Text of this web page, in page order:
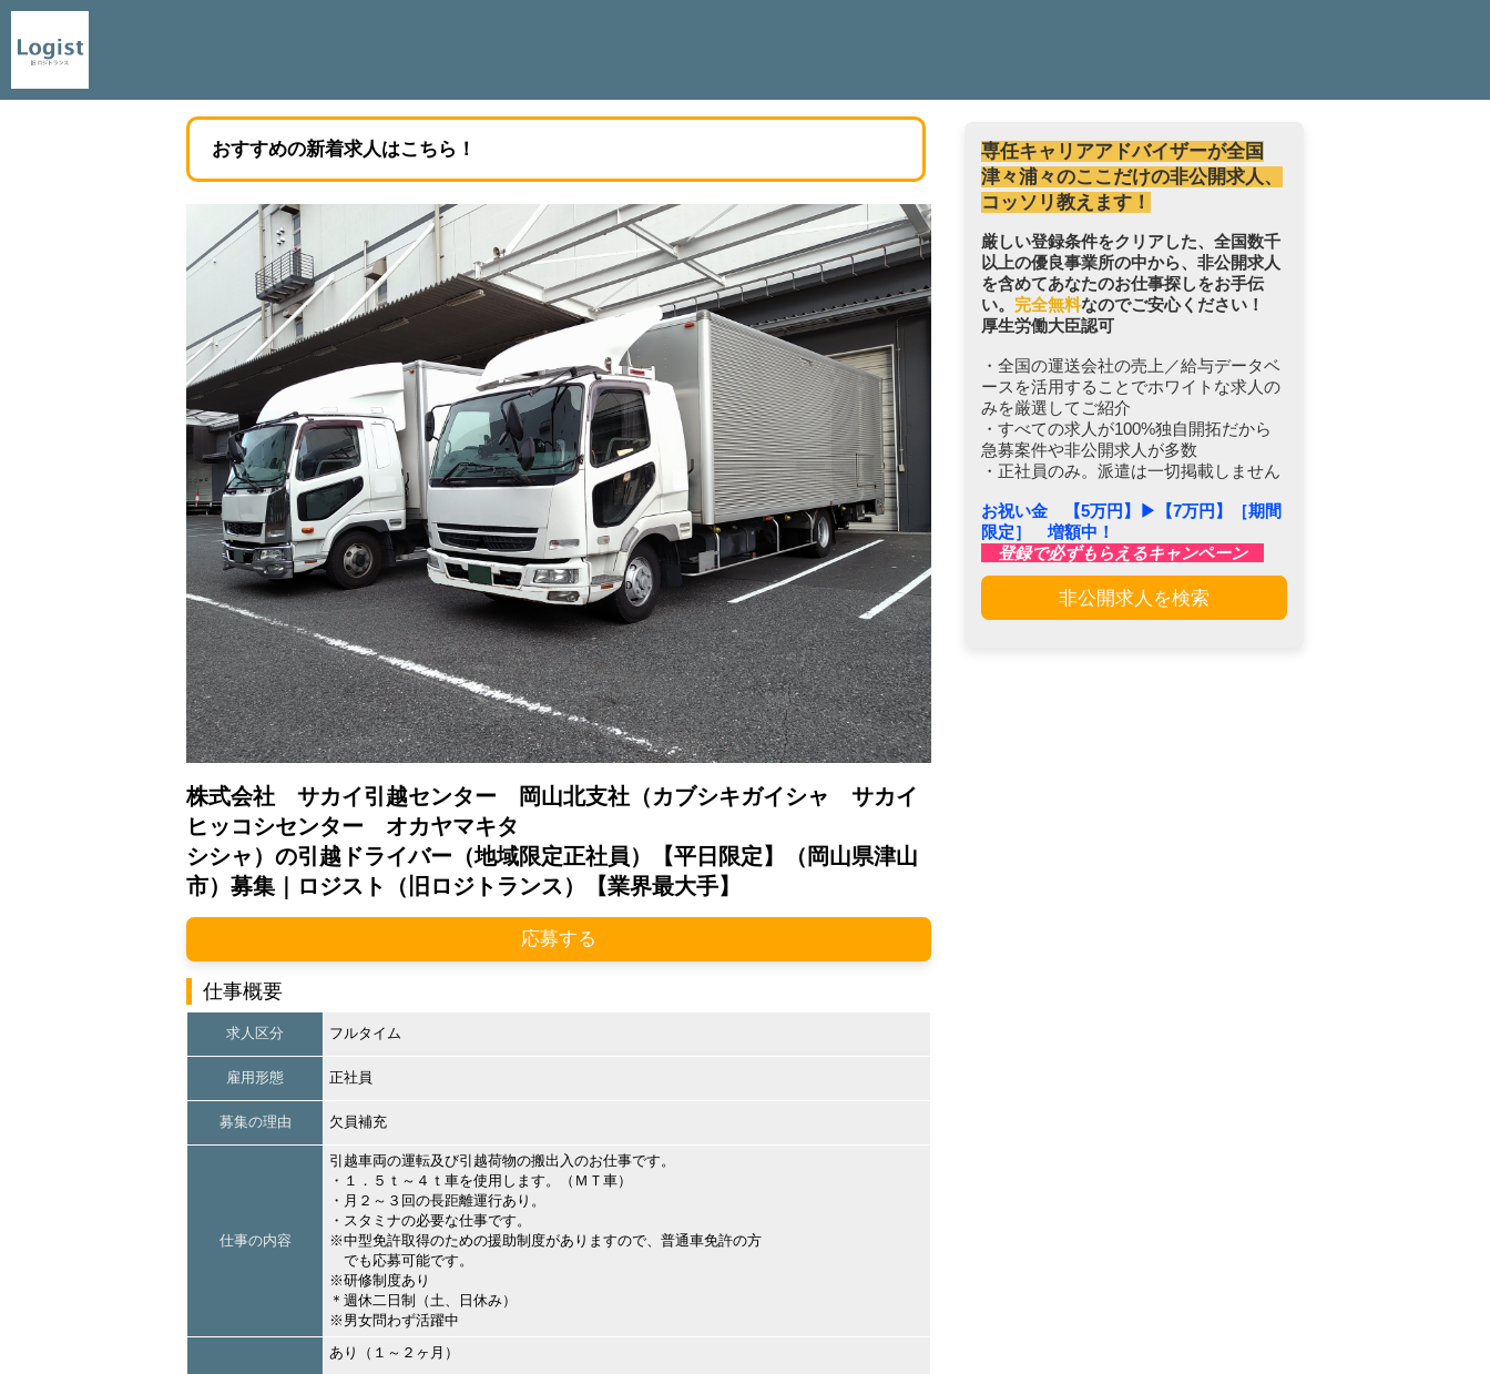
おすすめの新着求人はこちら！
株式会社 サカイ引越センター 岡山北支社（カブシキガイシャ サカイ
ヒッコシセンター オカヤマキタ
シシャ）の引越ドライバー（地域限定正社員）【平日限定】（岡山県津山
市）募集｜ロジスト（旧ロジトランス）【業界最大手】
応募する
仕事概要
求人区分 フルタイム
雇用形態 正社員
募集の理由 欠員補充
仕事の内容
引越車両の運転及び引越荷物の搬出入のお仕事です。
・１．５ｔ～４ｔ車を使用します。（ＭＴ車）
・月２～３回の長距離運行あり。
・スタミナの必要な仕事です。
※中型免許取得のための援助制度がありますので、普通車免許の方
でも応募可能です。
※研修制度あり
＊週休二日制（土、日休み）
※男女問わず活躍中
あり（１～２ヶ月）
専任キャリアアドバイザーが全国
津々浦々のここだけの非公開求人、
コッソリ教えます！
厳しい登録条件をクリアした、全国数千
以上の優良事業所の中から、非公開求人
を含めてあなたのお仕事探しをお手伝
い。 完全無料なのでご安心ください！
厚生労働大臣認可
・全国の運送会社の売上／給与データベ
ースを活用することでホワイトな求人の
みを厳選してご紹介
・すべての求人が100%独自開拓だから
急募案件や非公開求人が多数
・正社員のみ。派遣は一切掲載しません
お祝い金 【5万円】▶︎【7万円】［期間
限定］ 増額中！
登録で必ずもらえるキャンペーン
非公開求人を検索